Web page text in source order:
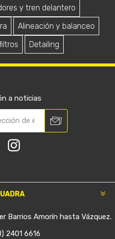
y tren delantero
Alineación y balanceo
Detailing
a noticias
Barrios Amorín hasta Vázquez.
2401 6616